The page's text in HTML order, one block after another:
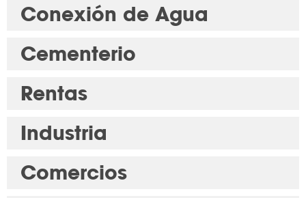
Conexión de Agua
Cementerio
Rentas
Industria
Comercios